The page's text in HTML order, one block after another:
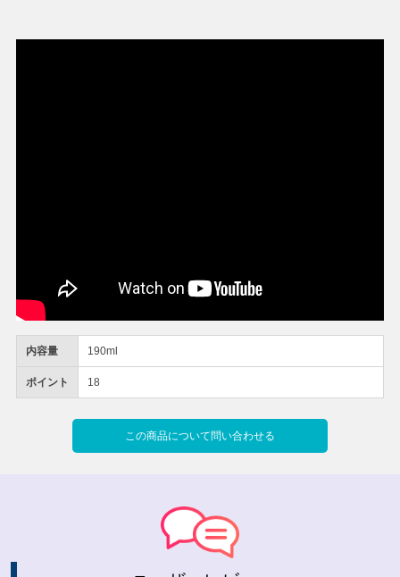
内容量 190ml
ポイント 18
この商品について問い合わせる